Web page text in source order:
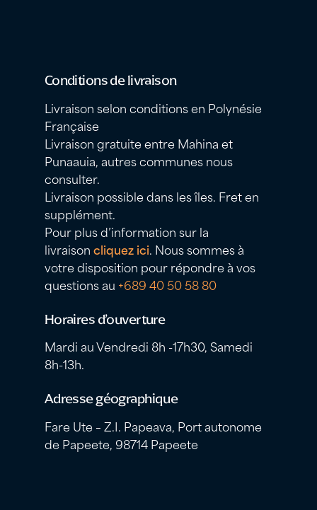
Conditions de livraison
Livraison selon conditions en Polynésie
Française
Livraison gratuite entre Mahina et
Punaauia, autres communes nous
consulter.
Livraison possible dans les îles. Fret en
supplément.
Pour plus d’information sur la
livraisoncliquez ici. Nous sommes à
votre disposition pour répondre à vos
questions au +689 40 50 58 80
Horaires d’ouverture
Mardi au Vendredi 8h -17h30, Samedi
8h-13h.
Adresse géographique
Fare Ute – Z.I. Papeava, Port autonome
de Papeete, 98714 Papeete